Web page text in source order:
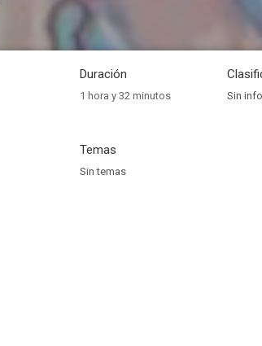
Duración
1 hora y 32 minutos Sin
Temas
Sin temas